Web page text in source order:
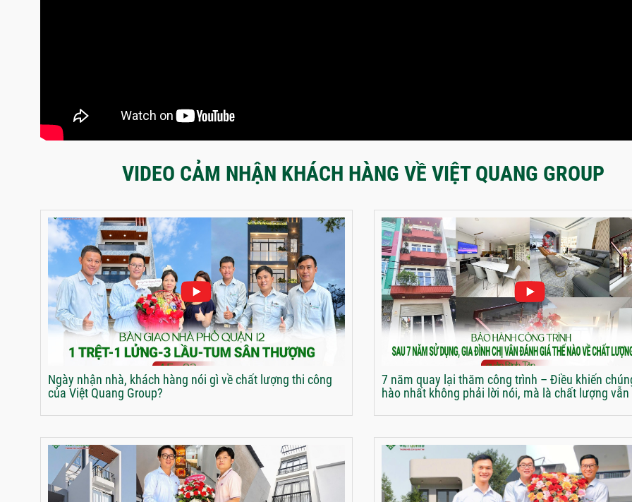
VIDEO CẢM NHẬN KHÁCH HÀNG VỀ VIỆT QUANG GROUP
Ngày nhận nhà, khách hàng nói gì về chất lượng thi công
của Việt Quang Group?
7 năm quay lại thăm công trình – Điều khiến
hào nhất không phải lời nói, mà là chất lượng